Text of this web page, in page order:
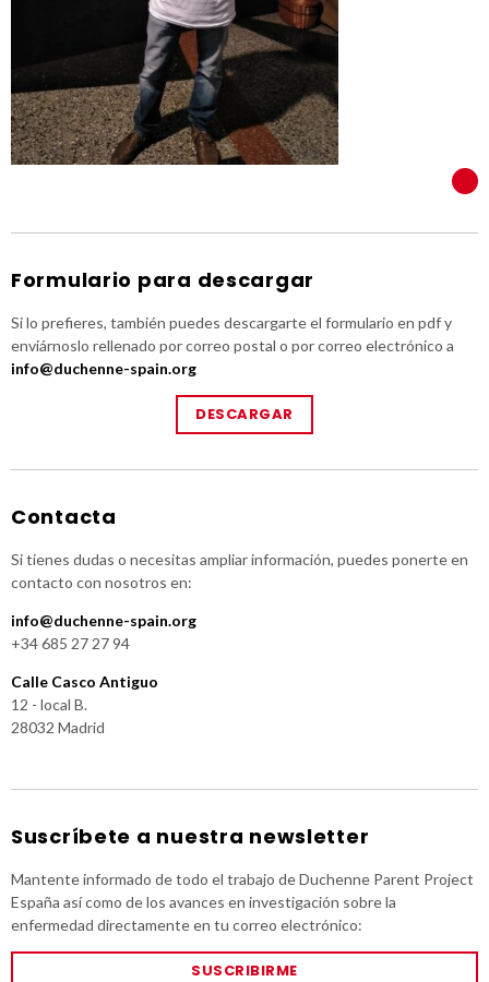
Formulario para descargar
Si lo prefieres, también puedes descargarte el formulario en pdf y
enviárnoslo rellenado por correo postal o por correo electrónico a
info@duchenne-spain.org
DESCARGAR
Contacta
Si tienes dudas o necesitas ampliar información, puedes ponerte en
contacto con nosotros en:
info@duchenne-spain.org
+34 685 27 27 94
Calle Casco Antiguo
12 - local B.
28032 Madrid
Suscríbete a nuestra newsletter
Mantente informado de todo el trabajo de Duchenne Parent Project
España así como de los avances en investigación sobre la
enfermedad directamente en tu correo electrónico:
SUSCRIBIRME